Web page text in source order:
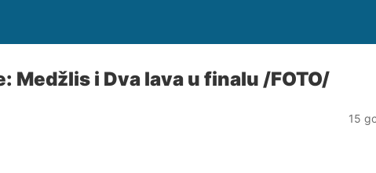
Medžlis i Dva lava u finalu /FOTO/
15